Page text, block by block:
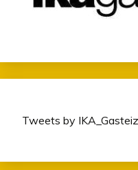
Tweets by IKA_Gasteiz